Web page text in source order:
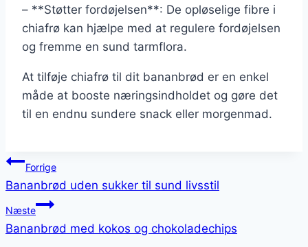
– **Støtter fordøjelsen**: De opløselige fibre i
chiafrø kan hjælpe med at regulere fordøjelsen
og fremme en sund tarmflora.
At tilføje chiafrø til dit bananbrød er en enkel
måde at booste næringsindholdet og gøre det
til en endnu sundere snack eller morgenmad.
Indlægsnavigation
Forrige
Bananbrød uden sukker til sund livsstil
Næste
Bananbrød med kokos og chokoladechips